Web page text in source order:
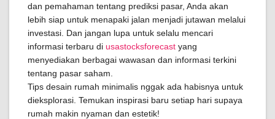
dan pemahaman tentang prediksi pasar, Anda akan
lebih siap untuk menapaki jalan menjadi jutawan melalui
investasi. Dan jangan lupa untuk selalu mencari
informasi terbaru di usastocksforecast yang
menyediakan berbagai wawasan dan informasi terkini
tentang pasar saham.
Tips desain rumah minimalis nggak ada habisnya untuk
dieksplorasi. Temukan inspirasi baru setiap hari supaya
rumah makin nyaman dan estetik!